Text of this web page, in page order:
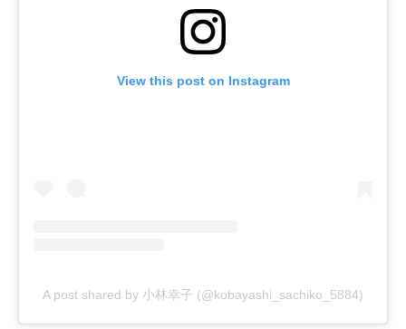
View this post on Instagram
A post shared by 小林幸子 (@kobayashi_sachiko_5884)